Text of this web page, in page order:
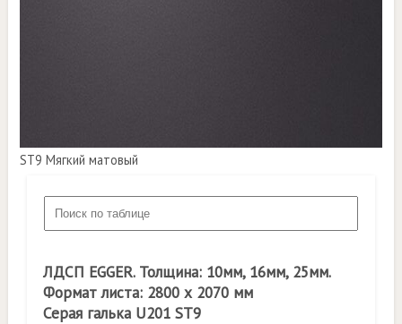
ST9 Мягкий матовый
ЛДСП EGGER. Толщина: 10мм, 16мм, 25мм.
Формат листа: 2800 х 2070 мм
Серая галька U201 ST9